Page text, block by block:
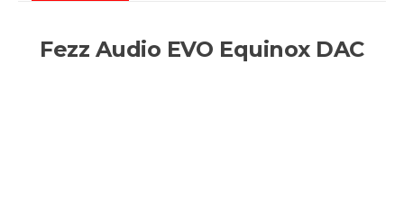
Fezz Audio EVO Equinox DAC